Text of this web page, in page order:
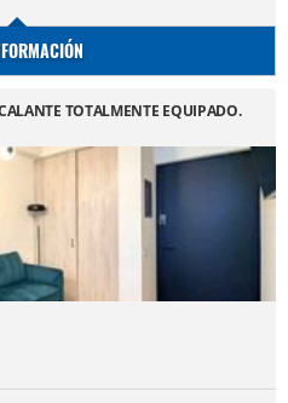
TOTALMENTE EQUIPADO.